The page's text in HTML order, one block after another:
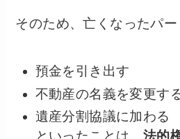
そのため、亡くなったパ
預金を引き出す
不動産の名義を変更す
遺産分割協議に加わる
といったことは、 法的